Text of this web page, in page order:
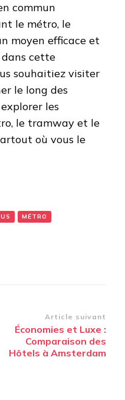
commun
le métro, le
moyen efficace et
cette
souhaitiez visiter
le long des
les
le tramway et le
où vous le
MÉTRO
Article suivant
Économies et Luxe :
Comparaison des
Hôtels à Amsterdam